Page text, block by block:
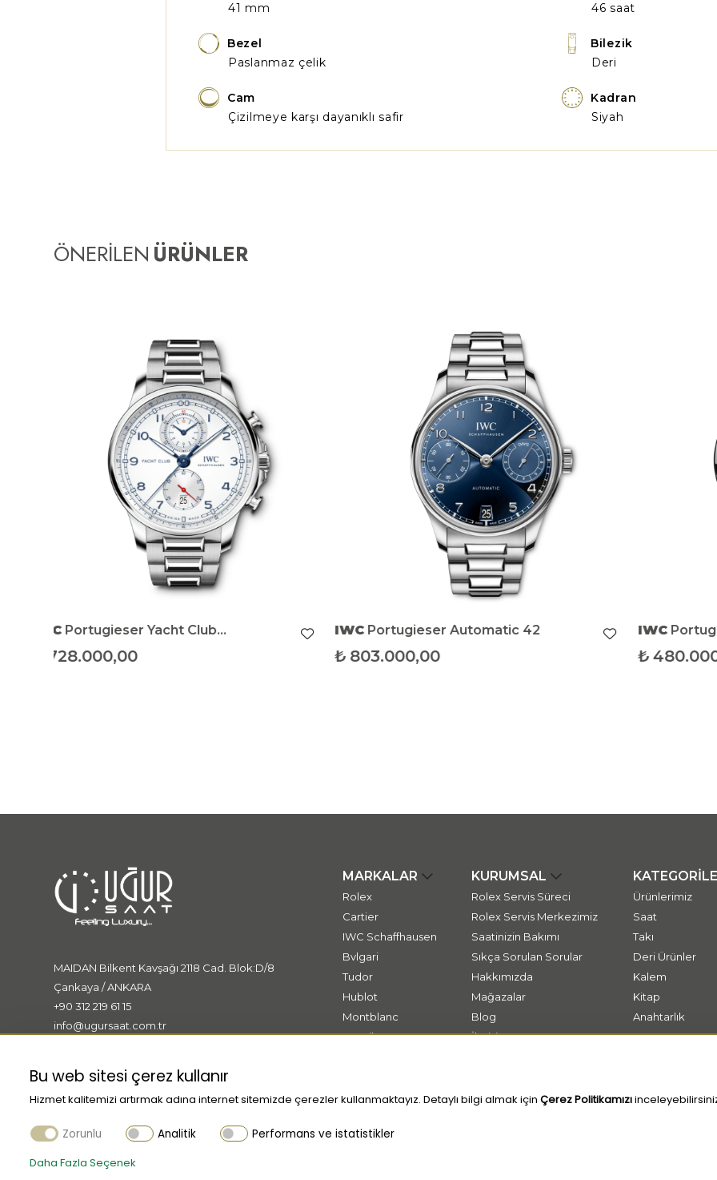
41 mm
Bezel
Paslanmaz çelik
Cam
Çizilmeye karşı dayanıklı safir
46 saat
Bilezik
Deri
Kadran
Siyah
ÖNERİLEN ÜRÜNLER
IWC Portugieser Automatic 42
₺803.000,00
IWC Portugieser Chronograph
₺480.000,00
IWCPortugieser Hand-Wound
₺
MAIDAN Bilkent Kavşağı 2118 Cad. Blok:D/8
Çankaya / ANKARA
+90 312 219 61 15
info@ugursaat.com.tr
MARKALAR
Rolex
Cartier
IWC Schaffhausen
Bvlgari
Tudor
Hublot
Montblanc
Messika
KURUMSAL
Rolex Servis Süreci
Rolex Servis Merkezimiz
Saatinizin Bakımı
Sıkça Sorulan Sorular
Hakkımızda
Mağazalar
Blog
İletişim
Ürünlerimiz
Saat
Takı
Deri Ürünler
Kalem
Kitap
Anahtarlık
Bu web sitesi çerez kullanır
Hizmet kalitemizi artırmak adına internet sitemizde çerezler kullanmaktayız. Detaylı bilgi almak için Çerez Politikamızı
Zorunlu Analitik
Performans ve istatistikler
Daha Fazla Seçenek